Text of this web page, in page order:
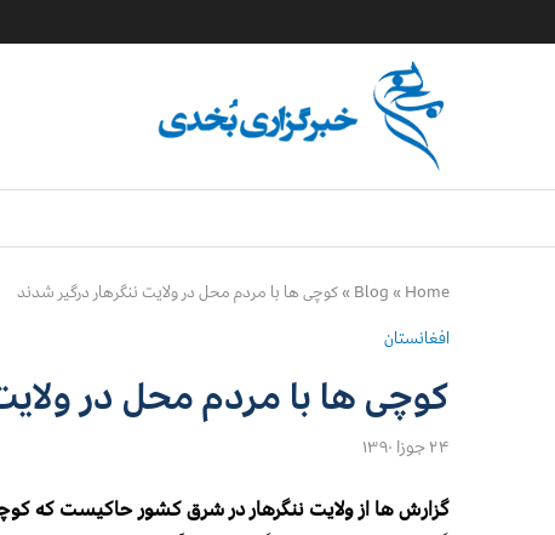
Home
»
Blog
»کوچی ها با مردم محل در ولایت ننگرهار درگیر شدند
افغانستان
کوچی ها با مردم محل در
۲۴ جوزا ۱۳۹۰
گزارش ها از ولایت ننگرهار در شرق کشور حاکیست که